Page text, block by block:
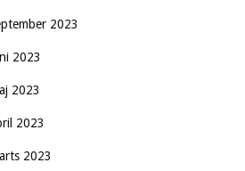
2023
2023
2023
2023
2023